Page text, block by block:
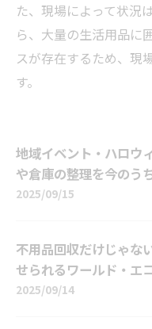
た、現場によって状況
ら、大量の生活用品に
スが存在するため、現
す。
地域イベント・ハロウ
や倉庫の整理を今のう
2025/09/15
不用品回収だけじゃな
せられるワールド・エ
2025/09/14